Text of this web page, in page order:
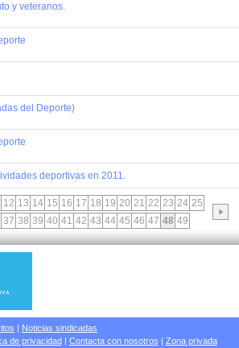
y veteranos.
del Deporte)
deportivas en 2011.
12 13 14 15 16 17 18 19 20 21 22 23 24 25
37 38 39 40 41 42 43 44 45 46 47 48 49
| Noticias sindicadas
de privacidad| Contacta con nosotros | Zona privada